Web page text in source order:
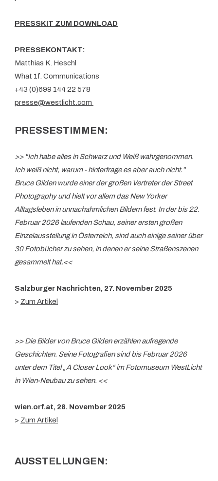
PRESSKIT ZUM DOWNLOAD
PRESSEKONTAKT:
Matthias K. Heschl
What 1f. Communications
+43 (0)699 144 22 578
presse@westlicht.com
PRESSESTIMMEN:
>> "Ich habe alles in Schwarz und Weiß wahrgenommen.
Ich weiß nicht, warum - hinterfrage es aber auch nicht."
Bruce Gilden wurde einer der großen Vertreter der Street
Photography und hielt vor allem das New Yorker
Alltagsleben in unnachahmlichen Bildern fest. In der bis 22.
Februar 2026 laufenden Schau, seiner ersten großen
Einzelausstellung in Österreich, sind auch einige seiner über
30 Fotobücher zu sehen, in denen er seine Straßenszenen
gesammelt hat.<<
Salzburger Nachrichten, 27. November 2025
> Zum Artikel
>> Die Bilder von Bruce Gilden erzählen aufregende
Geschichten. Seine Fotografien sind bis Februar 2026
unter dem Titel „A Closer Look“ im Fotomuseum WestLicht
in Wien-Neubau zu sehen. <<
wien.orf.at, 28. November 2025
> Zum Artikel
AUSSTELLUNGEN: